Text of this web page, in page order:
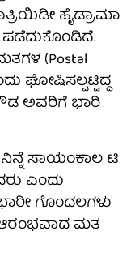
ಹೈಡ್ರಾಮಾ
ಪಡೆದುಕೊಂಡಿದೆ.
(Postal
ಘೋಷಿಸಲ್ಪಟ್ಟಿದ್ದ
ಅವರಿಗೆ ಭಾರಿ
ಸಾಯಂಕಾಲ ಟಿ
ಎಂದು
ಗೊಂದಲಗಳು
ಆರಂಭವಾದ ಮತ